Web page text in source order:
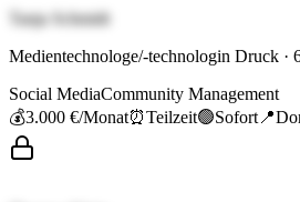
Tanja Schmidt
Medientechnologe/-technologin Druck ·
Social MediaCommunity Management
💰3.000 €/Monat⏰Teilzeit🟢Sofort 📍